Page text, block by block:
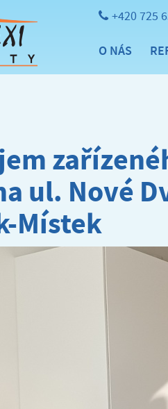
+420 725
O NÁS
ul. Nové
Místek